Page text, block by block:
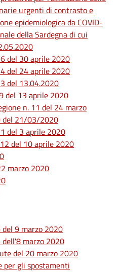
urgenti di contrasto e
epidemiologica da COVID-
della Sardegna di cui
del 30 aprile 2020
del 24 aprile 2020
del 13.04.2020
del 13 aprile 2020
n. 11 del 24 marzo
del 21/03/2020
del 3 aprile 2020
del 10 aprile 2020
marzo 2020
9 marzo 2020
dell'8 marzo 2020
del 20 marzo 2020
per gli spostamenti